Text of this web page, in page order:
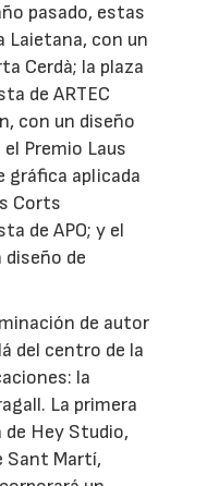
pasado, estas
Laietana, con un
Cerdà; la plaza
de ARTEC
con un diseño
Premio Laus
gráfica aplicada
Corts
de APO; y el
diseño de
de autor
del centro de la
la
La primera
Hey Studio,
Sant Martí,